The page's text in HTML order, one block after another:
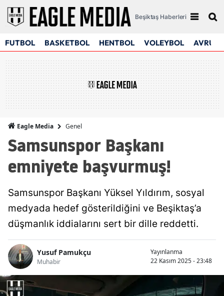
Beşiktaş Haberleri
FUTBOL BASKETBOL HENTBOL VOLEYBOL
Eagle Media Genel
Samsunspor Başkanı
emniyete başvurmuş!
Samsunspor Başkanı Yüksel Yıldırım, sosyal
medyada hedef gösterildiğini ve Beşiktaş’a
düşmanlık iddialarını sert bir dille reddetti.
Yusuf Pamukçu
Muhabir
Yayınlanma
22 Kasım 2025 - 23:48